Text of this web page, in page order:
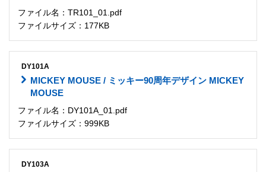
ファイル名：TR101_01.pdf
ファイルサイズ：177KB
DY101A
MICKEY MOUSE / ミッキー90周年デザイン MICKEY
MOUSE
ファイル名：DY101A_01.pdf
ファイルサイズ：999KB
DY103A